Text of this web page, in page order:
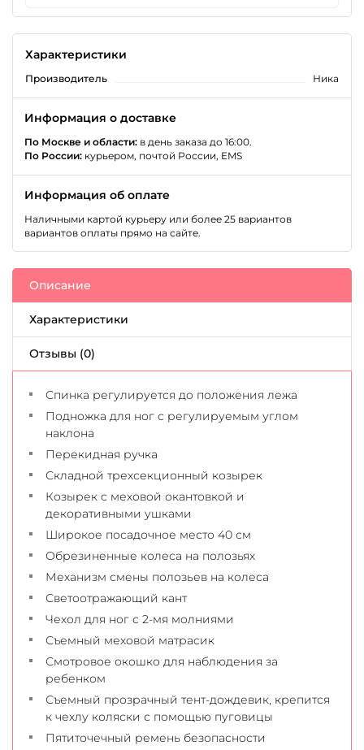
Характеристики
Производитель Ника
Информация о доставке
По Москве и области: в день заказа до 16:00.
По России: курьером, почтой России, EMS
Информация об оплате
Наличными картой курьеру или более 25 вариантов
вариантов оплаты прямо на сайте.
Описание
Характеристики
Отзывы (0)
Спинка регулируется до положения лежа
Подножка для ног с регулируемым углом
наклона
Перекидная ручка
Складной трехсекционный козырек
Козырек с меховой окантовкой и
декоративными ушками
Широкое посадочное место 40 см
Обрезиненные колеса на полозьях
Механизм смены полозьев на колеса
Светоотражающий кант
Чехол для ног с 2-мя молниями
Съемный меховой матрасик
Смотровое окошко для наблюдения за
ребенком
Съемный прозрачный тент-дождевик, крепится
к чехлу коляски с помощью пуговицы
Пятиточечный ремень безопасности